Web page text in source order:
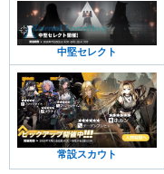
中堅セレクト
常設スカウト